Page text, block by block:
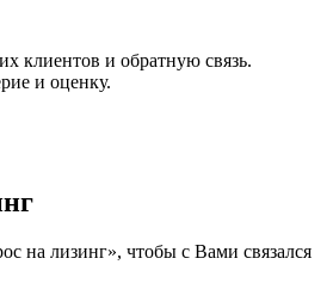
клиентов и обратную связь.
и оценку.
на лизинг», чтобы с Вами связался